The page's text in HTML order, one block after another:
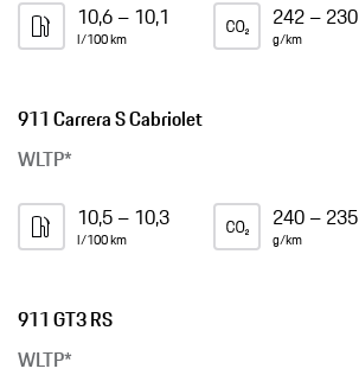
10,6 – 10,1
l/100 km
242 – 230
g/km
911 Carrera S Cabriolet
WLTP*
10,5 – 10,3
l/100 km
240 – 235
g/km
911 GT3 RS
WLTP*